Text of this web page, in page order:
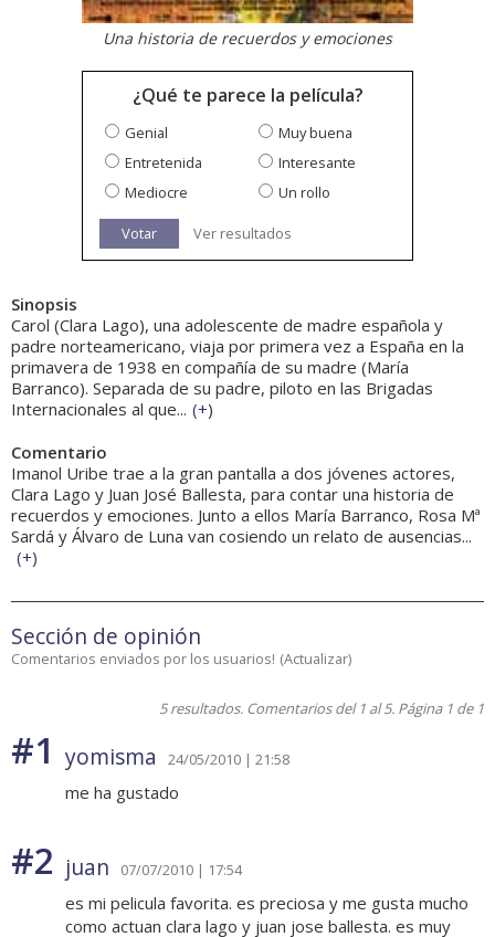
Una historia de recuerdos y emociones
¿Qué te parece la película?
Genial
Muy buena
Entretenida
Interesante
Mediocre
Un rollo
Votar Ver resultados
Sinopsis
Carol (Clara Lago), una adolescente de madre española y
padre norteamericano, viaja por primera vez a España en la
primavera de 1938 en compañía de su madre (María
Barranco). Separada de su padre, piloto en las Brigadas
Internacionales al que... (+)
Comentario
Imanol Uribe trae a la gran pantalla a dos jóvenes actores,
Clara Lago y Juan José Ballesta, para contar una historia de
recuerdos y emociones. Junto a ellos María Barranco, Rosa Mª
Sardá y Álvaro de Luna van cosiendo un relato de ausencias...
(+)
Sección de opinión
Comentarios enviados por los usuarios! (Actualizar)
5 resultados. Comentarios del 1 al 5. Página 1 de 1
#1 yomisma 24/05/2010 | 21:58
me ha gustado
#2 juan 07/07/2010 | 17:54
es mi pelicula favorita. es preciosa y me gusta mucho
como actuan clara lago y juan jose ballesta. es muy